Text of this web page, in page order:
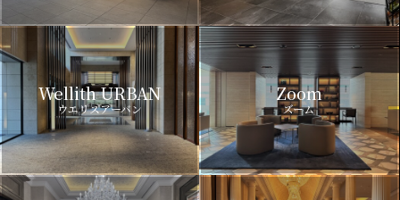
Wellith URBAN
ウエリスアーバン
Zoom
ズーム